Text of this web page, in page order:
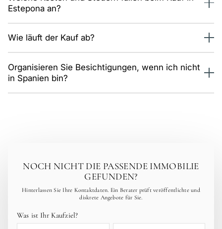
durch den gesamten Prozess — auch aus der Ferne.
Estepona an?
Bestandsimmobilien oder 10 % MwSt. plus Stempelsteuer
bei Neubauten, dazu Notar und Grundbuch. Planen Sie
zusätzlich 10–12 % ein.
Wie läuft der Kauf ab?
Reservierung, rechtliche Prüfung, Vorvertrag (Arras) und
notarielle Beurkundung. Im Schnitt 6–10 Wochen.
Organisieren Sie Besichtigungen, wenn ich nicht
in Spanien bin?
NOCH NICHT DIE PASSENDE IMMOBILIE
GEFUNDEN?
Hinterlassen Sie Ihre Kontaktdaten. Ein Berater prüft veröffentlichte und
diskrete Angebote für Sie.
Was ist Ihr Kaufziel?